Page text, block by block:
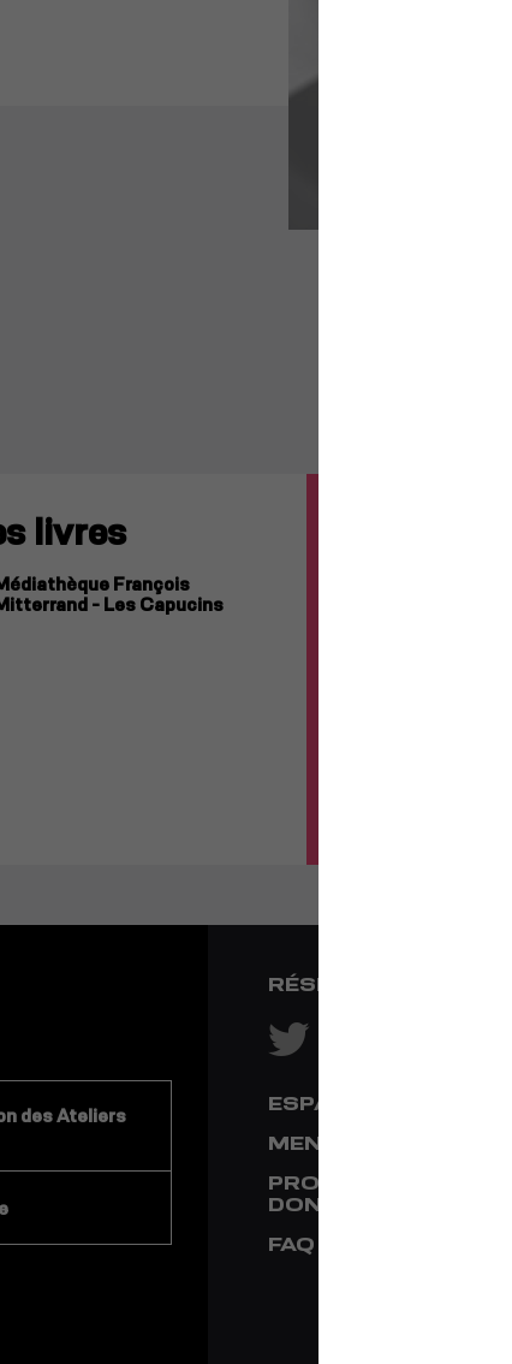
livres
François
- Les Capucins
des Ateliers
RÉSEAUX SOCIAUX
ESPACE PRESSE
MENTIONS LÉGALES
PROTECTION DES
DONNÉES
FAQ